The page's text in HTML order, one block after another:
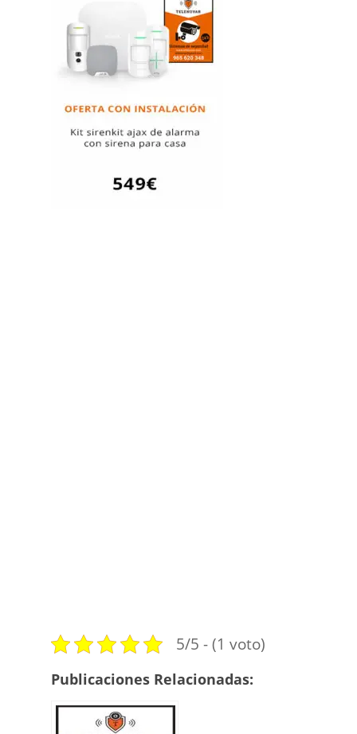
5/5 - (1 voto)
Publicaciones Relacionadas: